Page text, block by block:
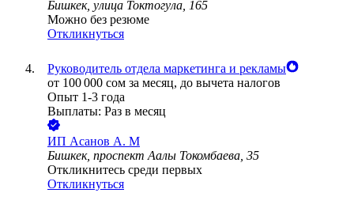
Бишкек, улица Токтогула, 165
Можно без резюме
Откликнуться
Руководитель отдела маркетинга и рекламы
от 100 000 сом за месяц, до вычета налогов
Опыт 1-3 года
Выплаты: Раз в месяц
ИП Асанов А. М
Бишкек, проспект Аалы Токомбаева, 35
Откликнитесь среди первых
Откликнуться